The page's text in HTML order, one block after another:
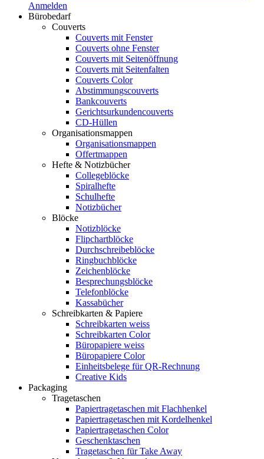
Anmelden
Bürobedarf
Couverts
Couverts mit Fenster
Couverts ohne Fenster
Couverts mit Seitenöffnung
Couverts mit Seitenfalten
Couverts Color
Abstimmungscouverts
Bankcouverts
Gerichtsurkundencouverts
CD-Hüllen
Organisationsmappen
Organisationsmappen
Offertmappen
Hefte & Notizbücher
Collegeblöcke
Spiralhefte
Schulhefte
Notizbücher
Blöcke
Notizblöcke
Flipchartblöcke
Durchschreibeblöcke
Ringbuchblöcke
Zeichenblöcke
Besprechungsblöcke
Telefonblöcke
Kassabücher
Schreibkarten & Papiere
Schreibkarten weiss
Schreibkarten Color
Büropapiere weiss
Büropapiere Color
Einheitsbelege für QR-Rechnung
Creative Kids
Packaging
Tragetaschen
Papiertragetaschen mit Flachhenkel
Papiertragetaschen mit Kordelhenkel
Papiertragetaschen Color
Geschenktaschen
Tragetaschen für Take Away